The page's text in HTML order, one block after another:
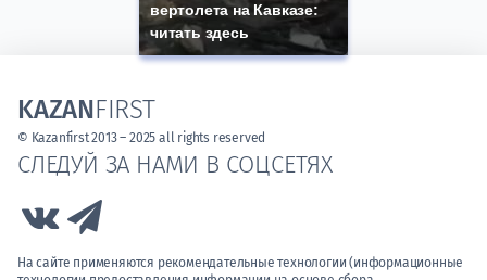
вертолета на Кавказе:
читать здесь
СЛЕДУЙ ЗА НАМИ В СОЦСЕТЯХ
Link to Vk
На сайте применяются рекомендательные технологии (информационные
KAZANFIRST
© Kazanfirst 2013 – 2025 all rights reserved